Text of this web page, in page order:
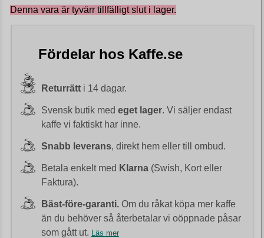
Denna vara är tyvärr tillfälligt slut i lager.
Fördelar hos Kaffe.se
Returrätti 14 dagar.
Svensk butik med eget lager. Vi säljer endast
kaffe vi faktiskt har inne.
Snabb leverans, direkt hem eller till ombud.
Betala enkelt med Klarna(Swish, Kort eller
Faktura).
Bäst-före-garanti.Om du råkat köpa mer kaffe
än du behöver så återbetalar vi oöppnade påsar
som gått ut.
Läs mer